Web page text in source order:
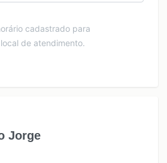
cadastrado para
de atendimento.
Jorge